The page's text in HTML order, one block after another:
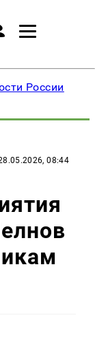
России
08:44